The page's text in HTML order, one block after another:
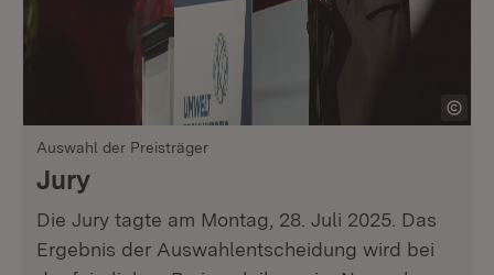
Auswahl der Preisträger
Jury
Die Jury tagte am Montag, 28. Juli 2025. Das
Ergebnis der Auswahlentscheidung wird bei